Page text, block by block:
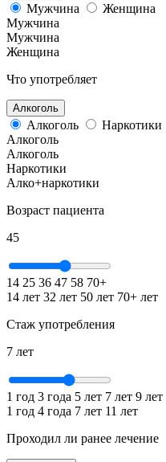
Мужчина
Женщина
Мужчина
Мужчина
Женщина
Что употребляет
Алкоголь
Алкоголь Наркотики
Алкоголь
Алкоголь
Наркотики
Алко+наркотики
Возраст пациента
45
14 25 36 47 58 70+
14 лет 32 лет 50 лет 70+ лет
Стаж употребления
7 лет
1 год 3 года 5 лет 7 лет 9 лет
1 год 4 года 7 лет 11 лет
Проходил ли ранее лечение